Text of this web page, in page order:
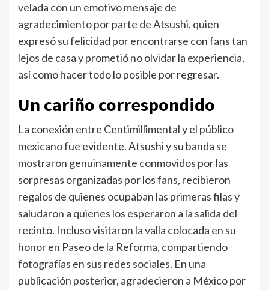
velada con un emotivo mensaje de
agradecimiento por parte de Atsushi, quien
expresó su felicidad por encontrarse con fans tan
lejos de casa y prometió no olvidar la experiencia,
así como hacer todo lo posible por regresar.
Un cariño correspondido
La conexión entre Centimillimental y el público
mexicano fue evidente. Atsushi y su banda se
mostraron genuinamente conmovidos por las
sorpresas organizadas por los fans, recibieron
regalos de quienes ocupaban las primeras filas y
saludaron a quienes los esperaron a la salida del
recinto. Incluso visitaron la valla colocada en su
honor en Paseo de la Reforma, compartiendo
fotografías en sus redes sociales. En una
publicación posterior, agradecieron a México por